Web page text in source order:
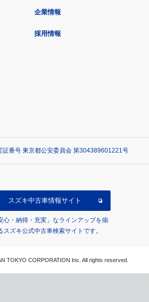
企業情報
採用情報
証番号 東京都公安委員会 第304389601221号
スズキ中古車情報サイト
心・納得・充実」なラインアップを揃
スズキ公式中古車検索サイトです。
TOKYO CORPORATION Inc. All rights reserved.